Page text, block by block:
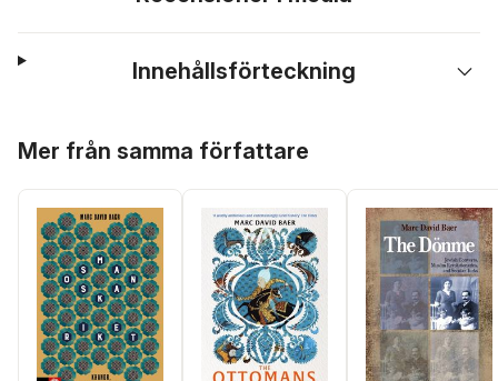
Innehållsförteckning
Mer från samma författare